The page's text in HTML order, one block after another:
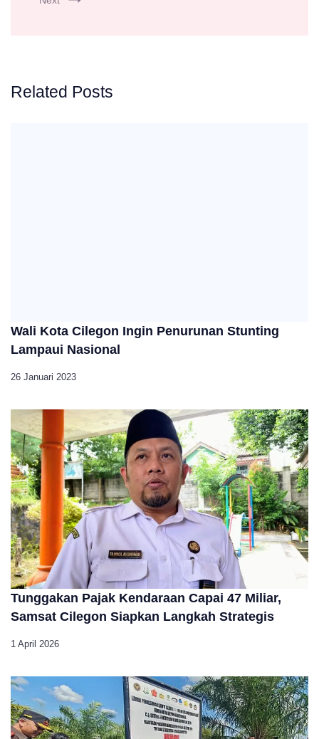
Related Posts
Wali Kota Cilegon Ingin Penurunan Stunting
Lampaui Nasional
26 Januari 2023
Tunggakan Pajak Kendaraan Capai 47 Miliar,
Samsat Cilegon Siapkan Langkah Strategis
1 April 2026